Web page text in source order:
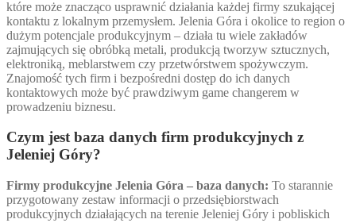
które może znacząco usprawnić działania każdej firmy szukającej
kontaktu z lokalnym przemysłem. Jelenia Góra i okolice to region o
dużym potencjale produkcyjnym – działa tu wiele zakładów
zajmujących się obróbką metali, produkcją tworzyw sztucznych,
elektroniką, meblarstwem czy przetwórstwem spożywczym.
Znajomość tych firm i bezpośredni dostęp do ich danych
kontaktowych może być prawdziwym game changerem w
prowadzeniu biznesu.
Czym jest baza danych firm produkcyjnych z
Jeleniej Góry?
Firmy produkcyjne Jelenia Góra – baza danych: To starannie
przygotowany zestaw informacji o przedsiębiorstwach
produkcyjnych działających na terenie Jeleniej Góry i pobliskich